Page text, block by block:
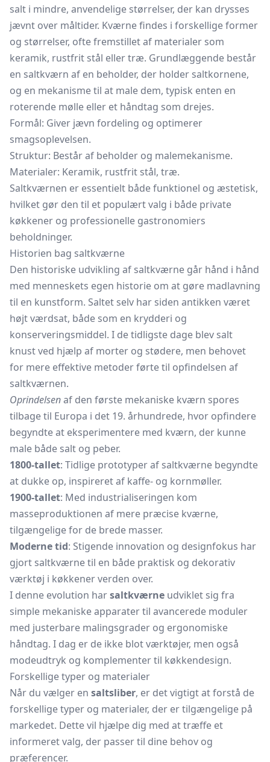
salt i mindre, anvendelige størrelser, der kan drysses
jævnt over måltider. Kværne findes i forskellige former
og størrelser, ofte fremstillet af materialer som
keramik, rustfrit stål eller træ. Grundlæggende består
en saltkværn af en beholder, der holder saltkornene,
og en mekanisme til at male dem, typisk enten en
roterende mølle eller et håndtag som drejes.
Formål: Giver jævn fordeling og optimerer
smagsoplevelsen.
Struktur: Består af beholder og malemekanisme.
Materialer: Keramik, rustfrit stål, træ.
Saltkværnen er essentielt både funktionel og æstetisk,
hvilket gør den til et populært valg i både private
køkkener og professionelle gastronomiers
beholdninger.
Historien bag saltkværne
Den historiske udvikling af saltkværne går hånd i hånd
med menneskets egen historie om at gøre madlavning
til en kunstform. Saltet selv har siden antikken været
højt værdsat, både som en krydderi og
konserveringsmiddel. I de tidligste dage blev salt
knust ved hjælp af morter og stødere, men behovet
for mere effektive metoder førte til opfindelsen af
saltkværnen.
Oprindelsenaf den første mekaniske kværn spores
tilbage til Europa i det 19. århundrede, hvor opfindere
begyndte at eksperimentere med kværn, der kunne
male både salt og peber.
1800-tallet: Tidlige prototyper af saltkværne begyndte
at dukke op, inspireret af kaffe- og kornmøller.
1900-tallet: Med industrialiseringen kom
masseproduktionen af mere præcise kværne,
tilgængelige for de brede masser.
Moderne tid: Stigende innovation og designfokus har
gjort saltkværne til en både praktisk og dekorativ
værktøj i køkkener verden over.
I denne evolution harsaltkværne udviklet sig fra
simple mekaniske apparater til avancerede moduler
med justerbare malingsgrader og ergonomiske
håndtag. I dag er de ikke blot værktøjer, men også
modeudtryk og komplementer til køkkendesign.
Forskellige typer og materialer
Når du vælger en saltsliber, er det vigtigt at forstå de
forskellige typer og materialer, der er tilgængelige på
markedet. Dette vil hjælpe dig med at træffe et
informeret valg, der passer til dine behov og
præferencer.